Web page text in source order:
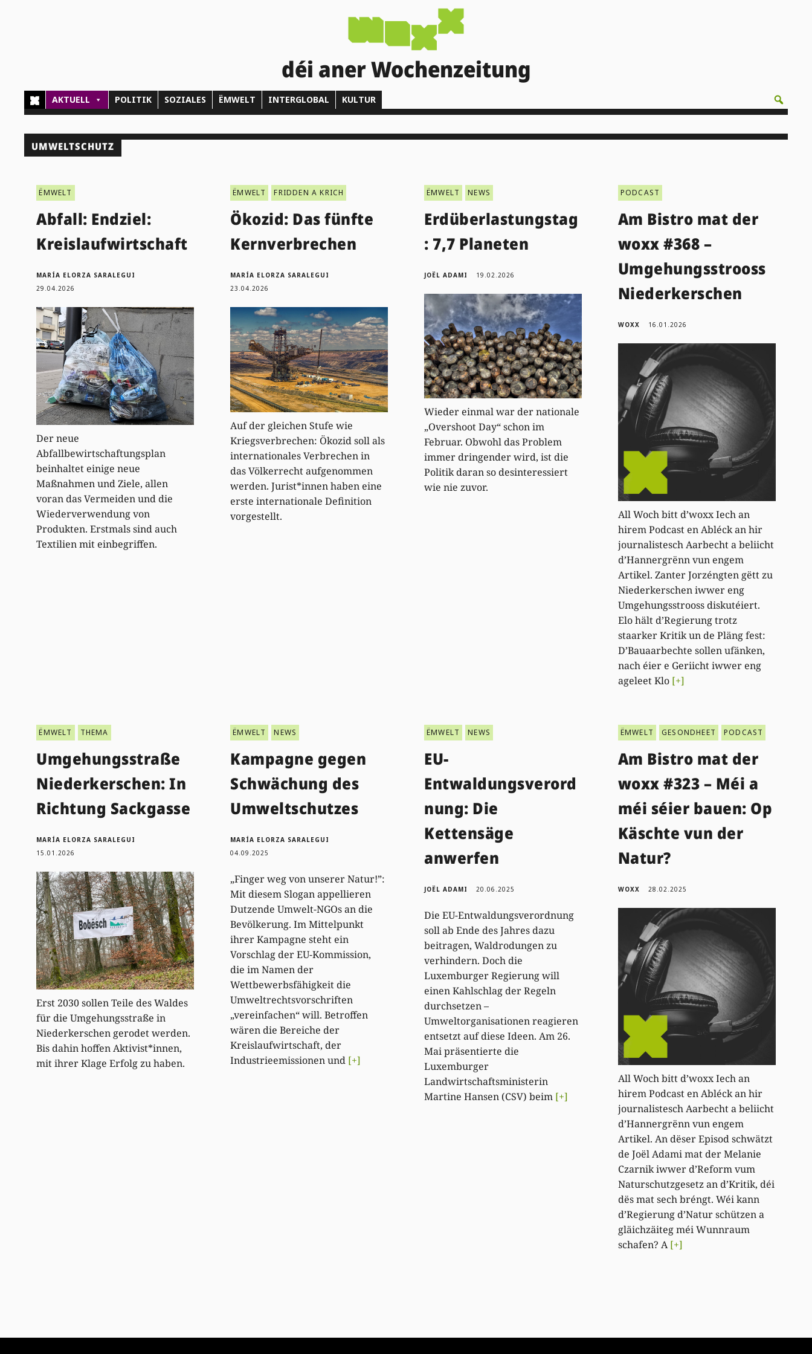
déi aner Wochenzeitung
AKTUELL POLITIK SOZIALES ËMWELT INTERGLOBAL KULTUR
UMWELTSCHUTZ
ËMWELT
Abfall: Endziel:
Kreislaufwirtschaft
MARÍA ELORZA SARALEGUI
29.04.2026
Der neue
Abfallbewirtschaftungsplan
beinhaltet einige neue
Maßnahmen und Ziele, allen
voran das Vermeiden und die
Wiederverwendung von
Produkten. Erstmals sind auch
Textilien mit einbegriffen.
ËMWELT FRIDDEN A KRICH
Ökozid: Das fünfte
Kernverbrechen
MARÍA ELORZA SARALEGUI
23.04.2026
Auf der gleichen Stufe wie
Kriegsverbrechen: Ökozid soll als
internationales Verbrechen in
das Völkerrecht aufgenommen
werden. Jurist*innen haben eine
erste internationale Definition
vorgestellt.
ËMWELT NEWS
Erdüberlastungstag
: 7,7 Planeten
JOËL ADAMI 19.02.2026
Wieder einmal war der nationale
„Overshoot Day“ schon im
Februar. Obwohl das Problem
immer dringender wird, ist die
Politik daran so desinteressiert
wie nie zuvor.
PODCAST
Am Bistro mat der
woxx #368 –
Umgehungsstrooss
Niederkerschen
WOXX 16.01.2026
All Woch bitt d’woxx Iech an
hirem Podcast en Abléck an hir
journalistesch Aarbecht a beliicht
d’Hannergrënn vun engem
Artikel. Zanter Jorzéngten gëtt zu
Niederkerschen iwwer eng
Umgehungsstrooss diskutéiert.
Elo hält d’Regierung trotz
staarker Kritik un de Pläng fest:
D’Bauaarbechte sollen ufänken,
nach éier e Geriicht iwwer eng
ageleet Klo [+]
ËMWELT THEMA
Umgehungsstraße
Niederkerschen: In
Richtung Sackgasse
MARÍA ELORZA SARALEGUI
15.01.2026
Erst 2030 sollen Teile des Waldes
für die Umgehungsstraße in
Niederkerschen gerodet werden.
Bis dahin hoffen Aktivist*innen,
mit ihrer Klage Erfolg zu haben.
ËMWELT NEWS
Kampagne gegen
Schwächung des
Umweltschutzes
MARÍA ELORZA SARALEGUI
04.09.2025
„Finger weg von unserer Natur!”:
Mit diesem Slogan appellieren
Dutzende Umwelt-NGOs an die
Bevölkerung. Im Mittelpunkt
ihrer Kampagne steht ein
Vorschlag der EU-Kommission,
die im Namen der
Wettbewerbsfähigkeit die
Umweltrechtsvorschriften
„vereinfachen“ will. Betroffen
wären die Bereiche der
Kreislaufwirtschaft, der
Industrieemissionen und [+]
ËMWELT NEWS
EU-
Entwaldungsverord
nung: Die
Kettensäge
anwerfen
JOËL ADAMI 20.06.2025
Die EU-Entwaldungsverordnung
soll ab Ende des Jahres dazu
beitragen, Waldrodungen zu
verhindern. Doch die
Luxemburger Regierung will
einen Kahlschlag der Regeln
durchsetzen –
Umweltorganisationen reagieren
entsetzt auf diese Ideen. Am 26.
Mai präsentierte die
Luxemburger
Landwirtschaftsministerin
Martine Hansen (CSV) beim [+]
ËMWELT GESONDHEET PODCAST
Am Bistro mat der
woxx #323 – Méi a
méi séier bauen: Op
Käschte vun der
Natur?
WOXX 28.02.2025
All Woch bitt d’woxx Iech an
hirem Podcast en Abléck an hir
journalistesch Aarbecht a beliicht
d’Hannergrënn vun engem
Artikel. An dëser Episod schwätzt
de Joël Adami mat der Melanie
Czarnik iwwer d’Reform vum
Naturschutzgesetz an d’Kritik, déi
dës mat sech bréngt. Wéi kann
d’Regierung d’Natur schützen a
gläichzäiteg méi Wunnraum
schafen? A[+]